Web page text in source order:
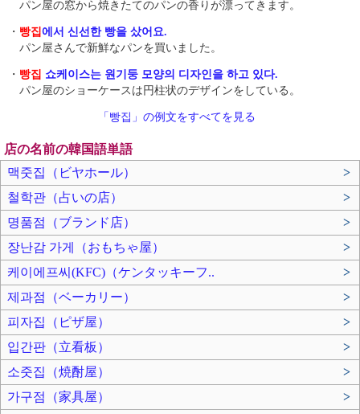
パン屋の窓から焼きたてのパンの香りが漂ってきます。
・ 빵집에서 신선한 빵을 샀어요.
パン屋さんで新鮮なパンを買いました。
・ 빵집 쇼케이스는 원기둥 모양의 디자인을 하고 있다.
パン屋のショーケースは円柱状のデザインをしている。
「빵집」の例文をすべてを見る
店の名前の韓国語単語
맥줏집（ビヤホール）
>
철학관（占いの店）
>
명품점（ブランド店）
>
장난감 가게（おもちゃ屋）
>
케이에프씨(KFC)（ケンタッキーフ..
>
제과점（ベーカリー）
>
피자집（ピザ屋）
>
입간판（立看板）
>
소줏집（焼酎屋）
>
가구점（家具屋）
>